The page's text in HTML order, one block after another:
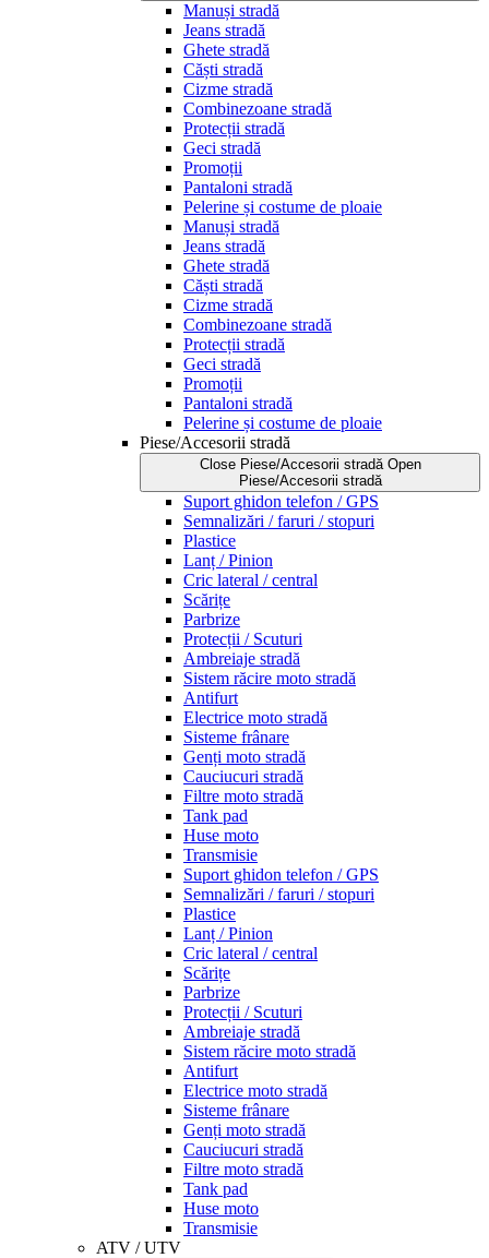
Manuși stradă
Jeans stradă
Ghete stradă
Căști stradă
Cizme stradă
Combinezoane stradă
Protecții stradă
Geci stradă
Promoții
Pantaloni stradă
Pelerine și costume de ploaie
Manuși stradă
Jeans stradă
Ghete stradă
Căști stradă
Cizme stradă
Combinezoane stradă
Protecții stradă
Geci stradă
Promoții
Pantaloni stradă
Pelerine și costume de ploaie
Piese/Accesorii stradă
Close Piese/Accesorii stradă Open
Piese/Accesorii stradă
Suport ghidon telefon / GPS
Semnalizări / faruri / stopuri
Plastice
Lanț / Pinion
Cric lateral / central
Scărițe
Parbrize
Protecții / Scuturi
Ambreiaje stradă
Sistem răcire moto stradă
Antifurt
Electrice moto stradă
Sisteme frânare
Genți moto stradă
Cauciucuri stradă
Filtre moto stradă
Tank pad
Huse moto
Transmisie
Suport ghidon telefon / GPS
Semnalizări / faruri / stopuri
Plastice
Lanț / Pinion
Cric lateral / central
Scărițe
Parbrize
Protecții / Scuturi
Ambreiaje stradă
Sistem răcire moto stradă
Antifurt
Electrice moto stradă
Sisteme frânare
Genți moto stradă
Cauciucuri stradă
Filtre moto stradă
Tank pad
Huse moto
Transmisie
ATV / UTV